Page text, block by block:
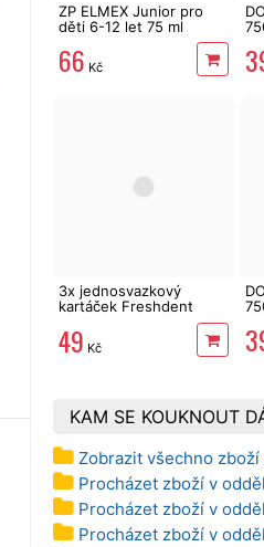
ZP ELMEX Junior pro
děti 6-12 let 75 ml
66 Kč
3x jednosvazkový
kartáček Freshdent
49 Kč
KAM SE KOUKNOUT
Zobrazit všechno
Procházet zboží v
Procházet zboží v
Procházet zboží v